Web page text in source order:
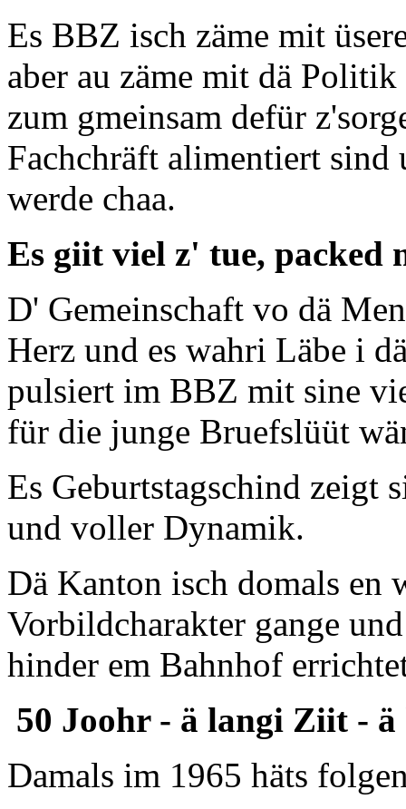
Es BBZ isch zäme mit
aber au zäme mit dä
zum gmeinsam defür
Fachchräft alimentiert
werde chaa.
Es giit viel z' tue, packed
D' Gemeinschaft vo dä
Herz und es wahri Läbe i
pulsiert im BBZ mit sine
für die junge Bruefslüüt
Es Geburtstagschind zeigt
und voller Dynamik.
Dä Kanton isch domals en
Vorbildcharakter gange
hinder em Bahnhof
50 Joohr - ä langi Ziit -
Damals im 1965 häts